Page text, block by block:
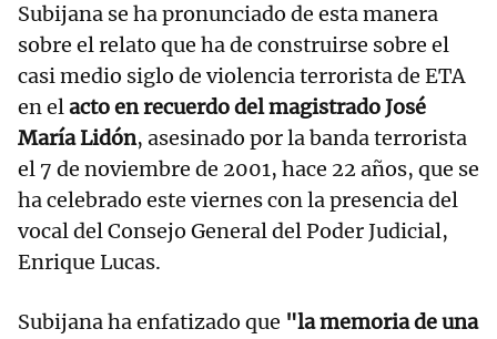
Subijana se ha pronunciado de esta manera
sobre el relato que ha de construirse sobre el
casi medio siglo de violencia terrorista de ETA
en elacto en recuerdo del magistrado José
María Lidón, asesinado por la banda terrorista
el 7 de noviembre de 2001, hace 22 años, que se
ha celebrado este viernes con la presencia del
vocal del Consejo General del Poder Judicial,
Enrique Lucas.
Subijana ha enfatizado que "la memoria de una